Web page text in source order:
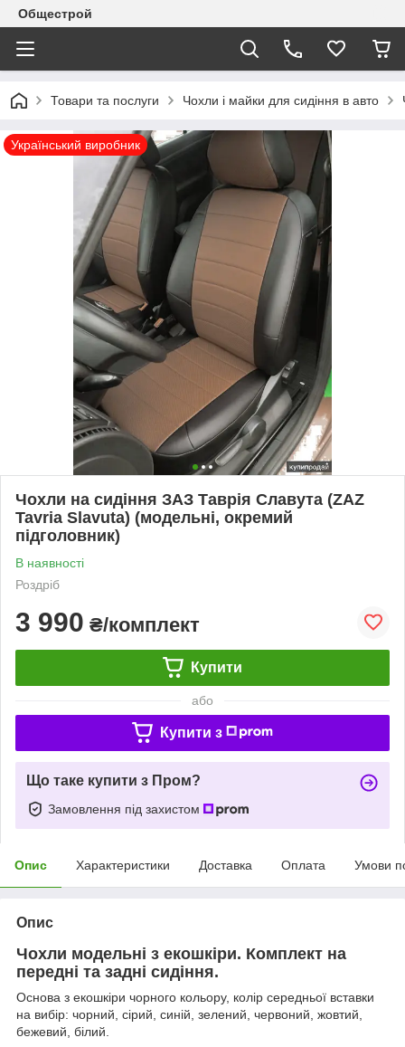
Общестрой
Товари та послуги Чохли і майки для сидіння в авто
Український виробник
Чохли на сидіння ЗАЗ Таврія Славута (ZAZ
Tavria Slavuta) (модельні, окремий
підголовник)
В наявності
Роздріб
3 990 ₴/комплект
Купити
або
Купити з
Що таке купити з Пром?
Замовлення під захистом
Опис Характеристики Доставка Оплата Умови
Опис
Чохли модельні з екошкіри. Комплект на
передні та задні сидіння.
Основа з екошкіри чорного кольору, колір середньої вставки
на вибір: чорний, сірий, синій, зелений, червоний, жовтий,
бежевий, білий.